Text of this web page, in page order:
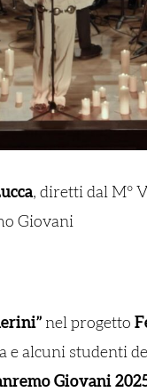
, diretti dal M°
Giovani
nel progetto
alcuni studenti
Giovani